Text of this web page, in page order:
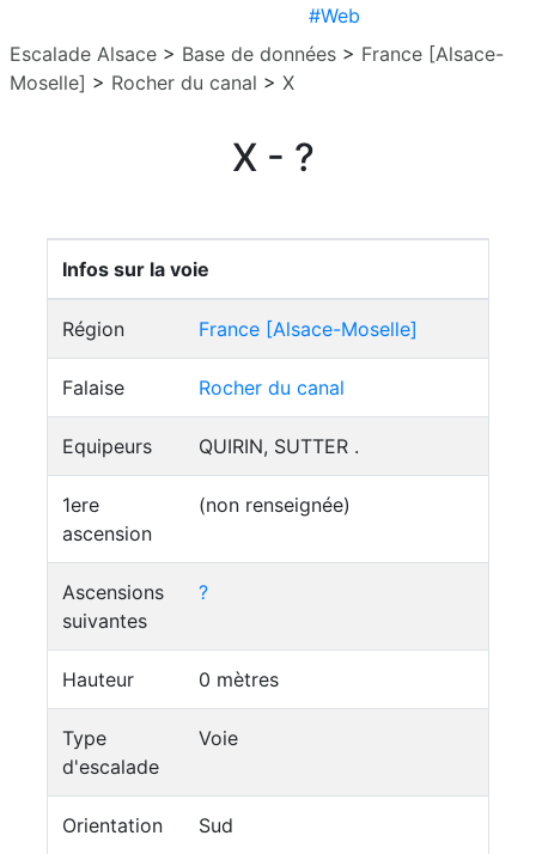
#Web
Escalade Alsace > Base de données > France [Alsace-
Moselle] > Rocher du canal > X
X - ?
Infos sur la voie
Région France [Alsace-Moselle]
Falaise Rocher du canal
Equipeurs QUIRIN, SUTTER .
1ere
ascension
(non renseignée)
Ascensions
suivantes
?
Hauteur 0 mètres
Type
d'escalade
Voie
Orientation Sud